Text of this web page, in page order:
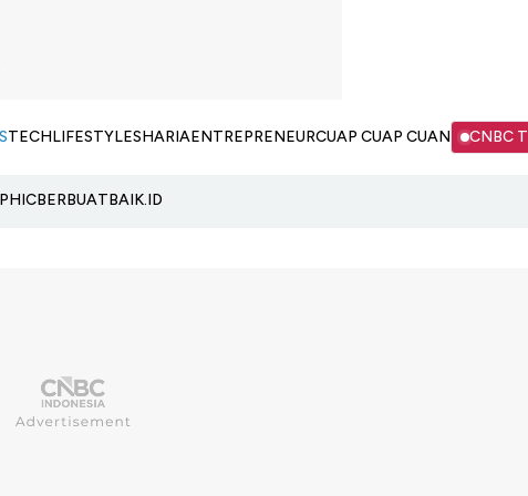
TECHLIFESTYLESHARIAENTREPRENEURCUAP CUAP CUAN CNBC
BERBUATBAIK.ID